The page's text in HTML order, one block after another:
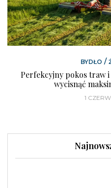
BYDŁO /
Perfekcyjny pokos traw
wycisnąć
1